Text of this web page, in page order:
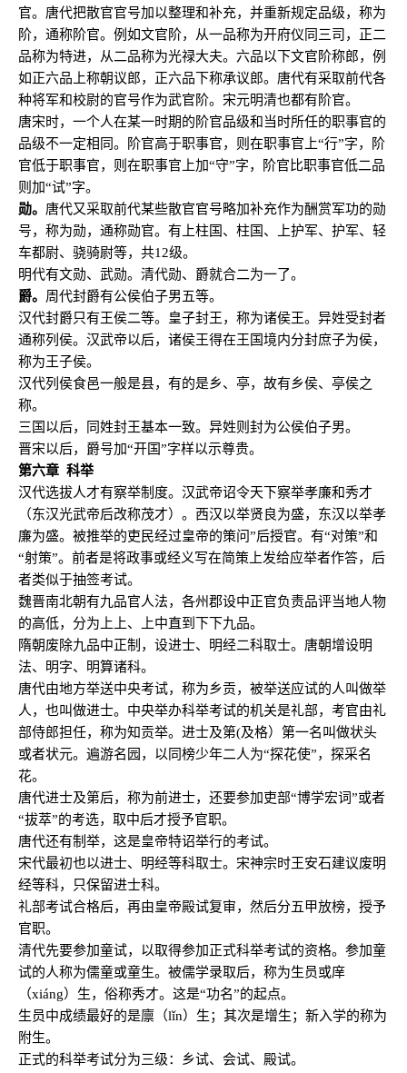
官。唐代把散官官号加以整理和补充，并重新规定品级，称为
阶，通称阶官。例如文官阶，从一品称为开府仪同三司，正二
品称为特进，从二品称为光禄大夫。六品以下文官阶称郎，例
如正六品上称朝议郎，正六品下称承议郎。唐代有采取前代各
种将军和校尉的官号作为武官阶。宋元明清也都有阶官。
唐宋时，一个人在某一时期的阶官品级和当时所任的职事官的
品级不一定相同。阶官高于职事官，则在职事官上“行”字，阶
官低于职事官，则在职事官上加“守”字，阶官比职事官低二品
则加“试”字。
勋。 唐代又采取前代某些散官官号略加补充作为酬赏军功的勋
号，称为勋，通称勋官。有上柱国、柱国、上护军、护军、轻
车都尉、骁骑尉等，共12级。
明代有文勋、武勋。清代勋、爵就合二为一了。
爵。 周代封爵有公侯伯子男五等。
汉代封爵只有王侯二等。皇子封王，称为诸侯王。异姓受封者
通称列侯。汉武帝以后，诸侯王得在王国境内分封庶子为侯，
称为王子侯。
汉代列侯食邑一般是县，有的是乡、亭，故有乡侯、亭侯之
称。
三国以后，同姓封王基本一致。异姓则封为公侯伯子男。
晋宋以后，爵号加“开国”字样以示尊贵。
第六章 科举
汉代选拔人才有察举制度。汉武帝诏令天下察举孝廉和秀才
（东汉光武帝后改称茂才）。西汉以举贤良为盛，东汉以举孝
廉为盛。被推举的吏民经过皇帝的策问”后授官。有“对策”和
“射策”。前者是将政事或经义写在简策上发给应举者作答，后
者类似于抽签考试。
魏晋南北朝有九品官人法，各州郡设中正官负责品评当地人物
的高低，分为上上、上中直到下下九品。
隋朝废除九品中正制，设进士、明经二科取士。唐朝增设明
法、明字、明算诸科。
唐代由地方举送中央考试，称为乡贡，被举送应试的人叫做举
人，也叫做进士。中央举办科举考试的机关是礼部，考官由礼
部侍郎担任，称为知贡举。进士及第(及格）第一名叫做状头
或者状元。遍游名园，以同榜少年二人为“探花使”，探采名
花。
唐代进士及第后，称为前进士，还要参加吏部“博学宏词”或者
“拔萃”的考选，取中后才授予官职。
唐代还有制举，这是皇帝特诏举行的考试。
宋代最初也以进士、明经等科取士。宋神宗时王安石建议废明
经等科，只保留进士科。
礼部考试合格后，再由皇帝殿试复审，然后分五甲放榜，授予
官职。
清代先要参加童试，以取得参加正式科举考试的资格。参加童
试的人称为儒童或童生。被儒学录取后，称为生员或庠
（xiáng）生，俗称秀才。这是“功名”的起点。
生员中成绩最好的是廪（lǐn）生；其次是增生；新入学的称为
附生。
正式的科举考试分为三级：乡试、会试、殿试。